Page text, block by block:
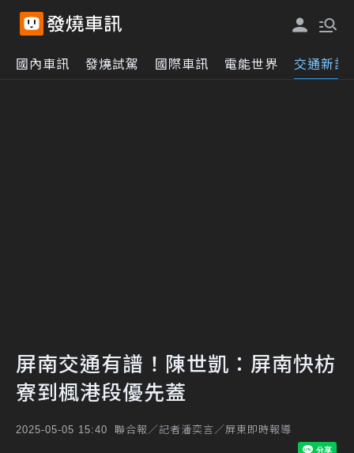
國內車訊 發燒試駕 國際車訊 電能世界 交通新訊
屏南交通有譜！陳世凱：屏南快枋
寮到楓港段優先蓋
2025-05-05 15:40 聯合報／記者潘奕言／屏東即時報導